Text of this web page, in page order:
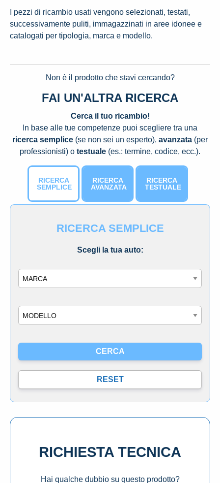
I pezzi di ricambio usati vengono selezionati, testati,
successivamente puliti, immagazzinati in aree idonee e
catalogati per tipologia, marca e modello.
Non è il prodotto che stavi cercando?
FAI UN'ALTRA RICERCA
Cerca il tuo ricambio!
In base alle tue competenze puoi scegliere tra una
ricerca semplice (se non sei un esperto), avanzata (per
professionisti) o testuale (es.: termine, codice, ecc.).
RICERCA
SEMPLICE
RICERCA
AVANZATA
RICERCA
TESTUALE
RICERCA SEMPLICE
Scegli la tua auto:
RICHIESTA TECNICA
Hai qualche dubbio su questo prodotto?